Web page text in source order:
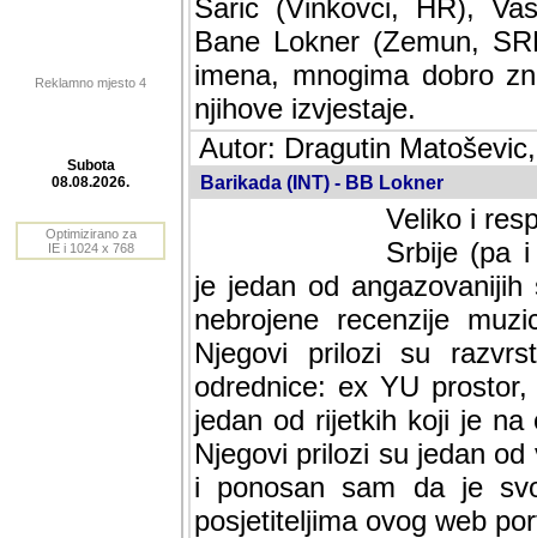
Reklamno mjesto 4
Šaric (Vinkovci, HR),
Bane Lokner (Zemun,
imena, mnogima dobro
njihove izvjestaje.
Autor: Dragutin
Barikada (INT) - BB Lokner
Veliko i
Srbije (pa i
jedan od angazovanijih
nebrojene recenzije
Njegovi prilozi su
odrednice: ex YU
jedan od rijetkih koji je
Njegovi prilozi su jedan
i ponosan sam da je
posjetiteljima ovog web